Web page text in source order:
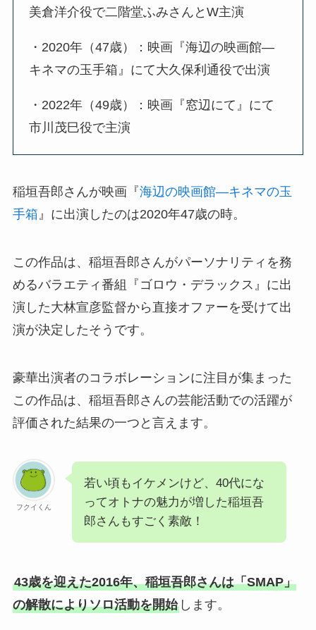
美倉洋介役で二階堂ふみさんとW主演
・2020年（47歳）：映画『海辺の映画館―
キネマの玉手箱』にて大久保利通役で出演
・2022年（49歳）：映画『窓辺にて』にて
市川茂巳役で主演
稲垣吾郎さんが映画『海辺の映画館―キネマの玉
手箱 』に出演したのは2020年47歳の時。
この作品は、稲垣吾郎さんがパーソナリティを務
めるバラエティ番組『ゴロウ・デラックス』に出
演した大林宣彦監督から直接オファーを受けて出
演が決定したそうです。
豪華出演者のコラボレーションに注目が集まった
この作品は、稲垣吾郎さんの芸能活動での活躍が
評価された結果の一つと言えます。
フクイくん
若い頃もイケメンけど、40代にな
ってオトナの魅力が増した稲垣吾
郎さんもすごく素敵！
43歳を迎えた2016年、稲垣吾郎さんは「SMAP」
の解散によりソロ活動を開始します。